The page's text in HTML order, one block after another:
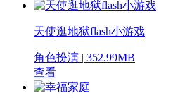
天使逛地狱flash小游戏
角色扮演 | 352.99MB
查看